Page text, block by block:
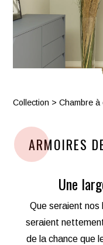
Collection >Chambre à
ARMOIRES
Une
Que seraient nos
seraient
de la chance que